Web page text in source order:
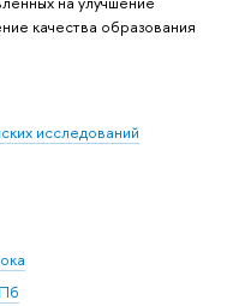
качества образования
исследований